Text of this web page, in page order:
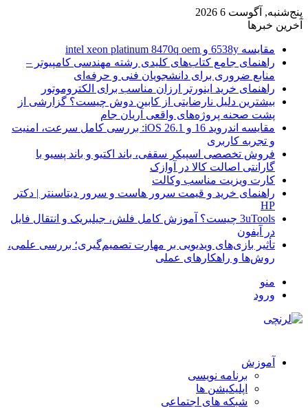
پنج‌شنبه, آگوست 6 2026
آخرین خبرها
مقایسه 6538y و intel xeon platinum 8470q oem
راهنمای جامع کتاب‌های کلیدی رشته مهندسی کامپیوتر –
منابع ضروری برای دانشجویان فنی و حرفه‌ای
راهنمای خرید اینورتر ارزان مناسب برای الکتروموتور
بیشترین دلیل نارضایتی از کابین دوش چیست؟ گزارشی از
پشت صحنه پروژه‌های واقعی آریان جام
مقایسه اندروید 16 و iOS 26.1: بررسی کامل سرعت، امنیت
و تجربه کاربری
فروش تخصصی اسپیکر سقفی، باند اکتیو و باند پسیو با
گارانتی اصالت کالا در آوازک
کارت ویزیت مناسب وکالت
راهنمای خرید و قیمت سرور هاست و سرور دیتاسنتر | دکتر
HP
3uTools چیست؟ آموزش کامل فلش، جیلبریک و انتقال فایل
در آیفون
تأثیر بازی‌های ویدیویی بر مهارت تصمیم‌گیری؛ بررسی علمی،
روش‌ها و راهکارهای عملی
منو
ورود
آموزش
برنامه نویسی
اپلیکیشن ها
شبکه های اجتماعی